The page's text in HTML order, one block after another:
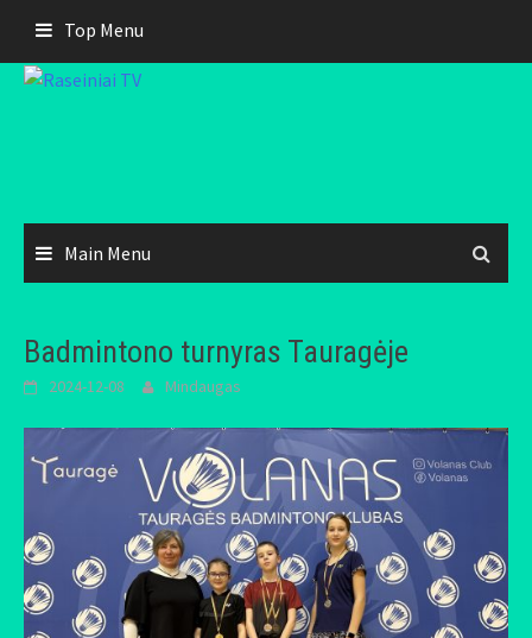
content
Top Menu
Main Menu
Badmintono turnyras Tauragėje
2024-12-08 Mindaugas